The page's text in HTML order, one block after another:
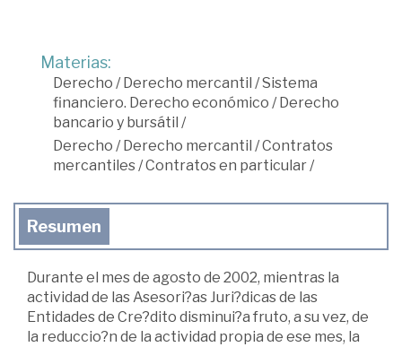
Materias:
Derecho / Derecho mercantil /Sistema
financiero. Derecho económico / Derecho
bancario y bursátil /
Derecho / Derecho mercantil /Contratos
mercantiles/Contratos en particular/
Resumen
Durante el mes de agosto de 2002, mientras la
actividad de las Asesori?as Juri?dicas de las
Entidades de Cre?dito disminui?a fruto, a su vez, de
la reduccio?n de la actividad propia de ese mes, la